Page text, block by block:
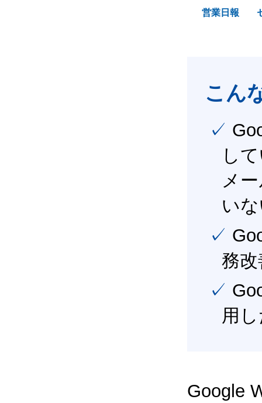
営業日報
こん
✓ Google Workspace（旧G Suite） を社内で導入
し
メ
い
✓ Google Workspace（旧G Suite） を活用し、業
務
✓ Google Workspace（旧G Suite） を最大限に活
用
Google